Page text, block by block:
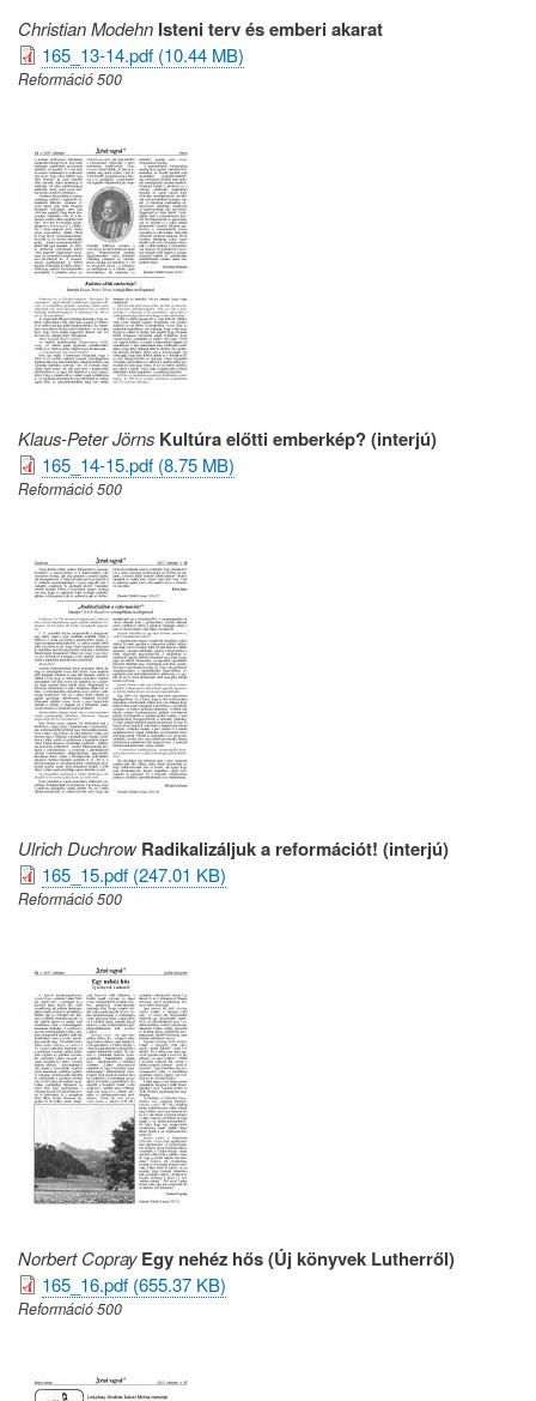
Christian Modehn Isteni terv és emberi akarat
165_13-14.pdf (10.44 MB)
Reformáció 500
Klaus-Peter Jörns Kultúra előtti emberkép? (interjú)
165_14-15.pdf (8.75 MB)
Reformáció 500
Ulrich Duchrow Radikalizáljuk a reformációt! (interjú)
165_15.pdf (247.01 KB)
Reformáció 500
Norbert Copray Egy nehéz hős (Új könyvek Lutherről)
165_16.pdf (655.37 KB)
Reformáció 500